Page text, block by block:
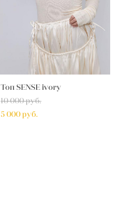
Топ SENSE ivory
10 000 pуб.
5 000 pуб.